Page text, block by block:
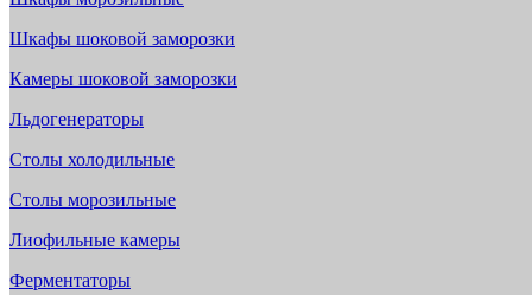
Шкафы шоковой заморозки
Камеры шоковой заморозки
Льдогенераторы
Столы холодильные
Столы морозильные
Лиофильные камеры
Ферментаторы